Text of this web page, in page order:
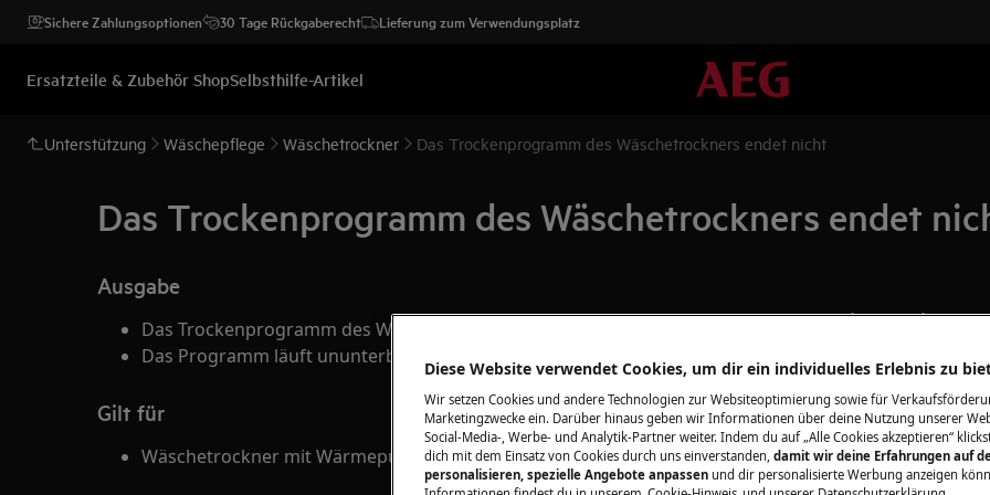
Sichere Zahlungsoptionen 30 Tage Rückgaberecht Lieferung zum Verwendungsplatz
Ersatzteile & Zubehör ShopSelbsthilfe-Artikel
Unterstützung Wäschepflege Wäschetrockner Das Trockenprogramm des Wäschetrockners endet nicht
Das Trockenprogramm des Wäschetrockners endet
Ausgabe
Das Trockenprogramm des Wäschetrockners endet nicht.
Das Programm läuft ununterbrochen weiter
Gilt für
Wäschetrockner mit Wärmepumpe
Finden Sie das
Holen Sie das
dem richtigen
Diese Website verwendet Cookies, um dir ein individuelles Erlebnis zu
Wir setzen Cookies und andere Technologien zur Websiteoptimierung sowie für
Marketingzwecke ein. Darüber hinaus geben wir Informationen über deine Nutzung unserer
Social-Media-, Werbe- und Analytik-Partner weiter. Indem du auf „Alle Cookies akzeptieren“
dich mit dem Einsatz von Cookies durch uns einverstanden, damit wir deine Erfahrungen auf
personalisieren, spezielle Angebote anpassen und dir personalisierte Werbung anzeigen